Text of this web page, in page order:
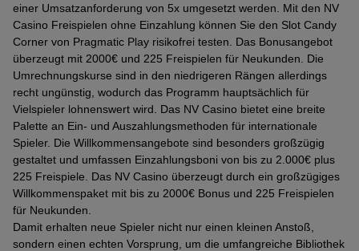
einer Umsatzanforderung von 5x umgesetzt werden. Mit den NV
Casino Freispielen ohne Einzahlung können Sie den Slot Candy
Corner von Pragmatic Play risikofrei testen. Das Bonusangebot
überzeugt mit 2000€ und 225 Freispielen für Neukunden. Die
Umrechnungskurse sind in den niedrigeren Rängen allerdings
recht ungünstig, wodurch das Programm hauptsächlich für
Vielspieler lohnenswert wird. Das NV Casino bietet eine breite
Palette an Ein- und Auszahlungsmethoden für internationale
Spieler. Die Willkommensangebote sind besonders großzügig
gestaltet und umfassen Einzahlungsboni von bis zu 2.000€ plus
225 Freispiele. Das NV Casino überzeugt durch ein großzügiges
Willkommenspaket mit bis zu 2000€ Bonus und 225 Freispielen
für Neukunden.
Damit erhalten neue Spieler nicht nur einen kleinen Anstoß,
sondern einen echten Vorsprung, um die umfangreiche Bibliothek